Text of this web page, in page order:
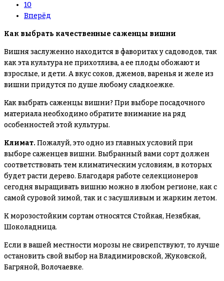
10
Вперёд
Как выбрать качественные саженцы вишни
Вишня заслуженно находится в фаворитах у садоводов, так
как эта культура не прихотлива, а ее плоды обожают и
взрослые, и дети. А вкус соков, джемов, варенья и желе из
вишни придутся по душе любому сладкоежке.
Как выбрать саженцы вишни? При выборе посадочного
материала необходимо обратите внимание на ряд
особенностей этой культуры.
Климат. Пожалуй, это одно из главных условий при
выборе саженцев вишни. Выбранный вами сорт должен
соответствовать тем климатическим условиям, в которых
будет расти дерево. Благодаря работе селекционеров
сегодня выращивать вишню можно в любом регионе, как с
самой суровой зимой, так и с засушливым и жарким летом.
К морозостойким сортам относятся Стойкая, Незябкая,
Шоколадница.
Если в вашей местности морозы не свирепствуют, то лучше
остановить свой выбор на Владимировской, Жуковской,
Багряной, Волочаевке.